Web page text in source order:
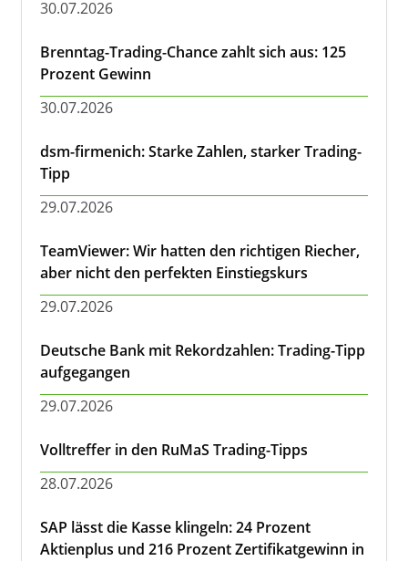
30.07.2026
Brenntag-Trading-Chance zahlt sich aus: 125
Prozent Gewinn
30.07.2026
dsm-firmenich: Starke Zahlen, starker Trading-
Tipp
29.07.2026
TeamViewer: Wir hatten den richtigen Riecher,
aber nicht den perfekten Einstiegskurs
29.07.2026
Deutsche Bank mit Rekordzahlen: Trading-Tipp
aufgegangen
29.07.2026
Volltreffer in den RuMaS Trading-Tipps
28.07.2026
SAP lässt die Kasse klingeln: 24 Prozent
Aktienplus und 216 Prozent Zertifikatgewinn in